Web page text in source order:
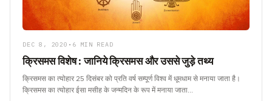
DEC 8, 2020 • 6 MIN READ
क्रिसमस विशेष : जानिये क्रिसमस और उससे जुड़े तथ्य
क्रिसमस का त्योहार 25 दिसंबर को प्रति वर्ष सम्पूर्ण विश्व में धूमधाम से मनाया जाता है।
क्रिसमस का त्योहार ईसा मसीह के जन्मदिन के रूप में मनाया जाता…